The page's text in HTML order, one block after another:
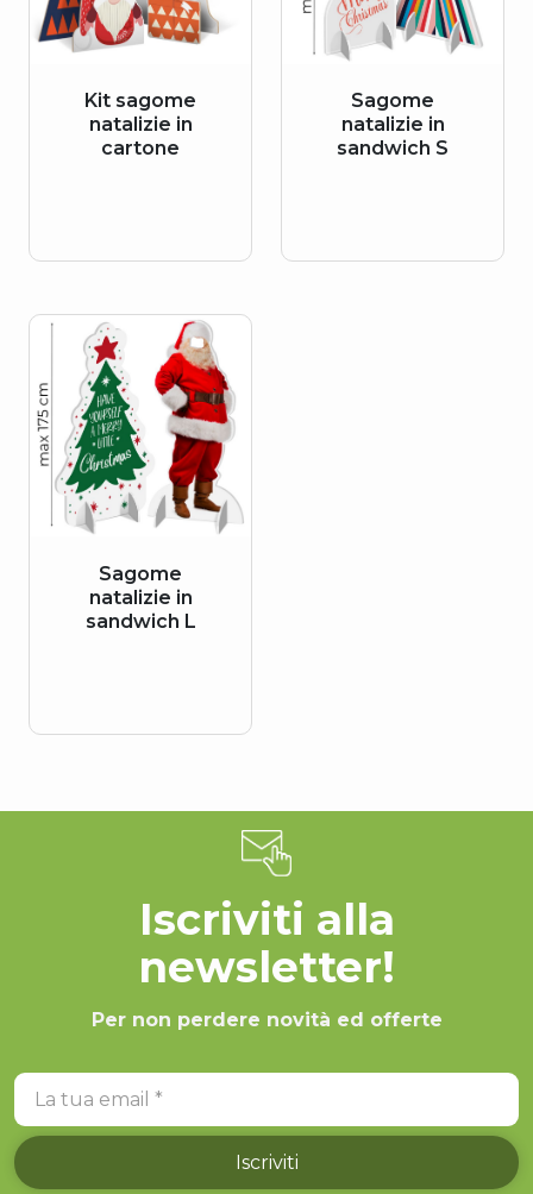
Kit sagome
natalizie in
cartone
Sagome
natalizie in
sandwich S
Sagome
natalizie in
sandwich L
Iscriviti alla
newsletter!
Per non perdere novità ed offerte
La tua email
Iscriviti